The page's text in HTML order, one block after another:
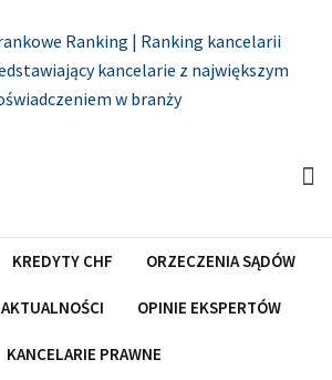
KREDYTY CHF ORZECZENIA SĄDÓW
AKTUALNOŚCI OPINIE EKSPERTÓW
KANCELARIE PRAWNE